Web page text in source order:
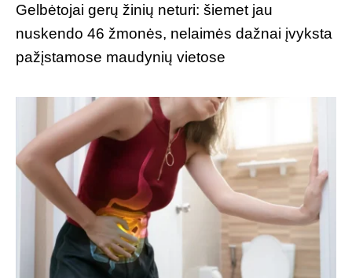
Gelbėtojai gerų žinių neturi: šiemet jau
nuskendo 46 žmonės, nelaimės dažnai įvyksta
pažįstamose maudynių vietose